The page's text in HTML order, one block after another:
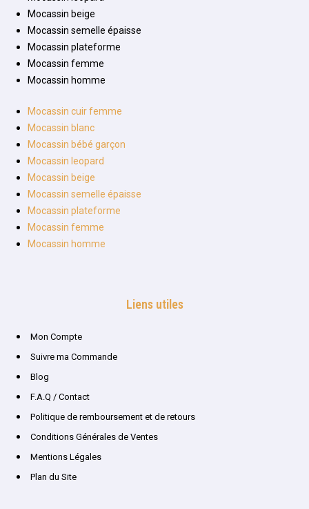
Mocassin beige
Mocassin semelle épaisse
Mocassin plateforme
Mocassin femme
Mocassin homme
Mocassin cuir femme
Mocassin blanc
Mocassin bébé garçon
Mocassin leopard
Mocassin beige
Mocassin semelle épaisse
Mocassin plateforme
Mocassin femme
Mocassin homme
Liens utiles
Mon Compte
Suivre ma Commande
Blog
F.A.Q / Contact
Politique de remboursement et de retours
Conditions Générales de Ventes
Mentions Légales
Plan du Site